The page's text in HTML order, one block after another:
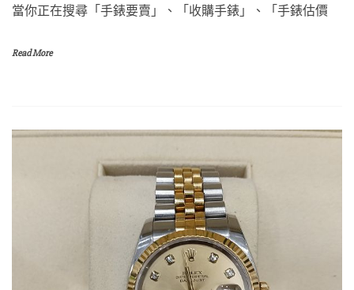
當你正在搜尋「手錶要賣」、「收購手錶」、「手錶估價
Read More